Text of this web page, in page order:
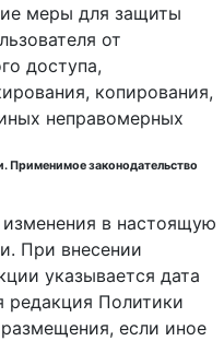
меры для защиты
от
доступа,
копирования,
неправомерных
Применимое законодательство
изменения в настоящую
При внесении
указывается дата
редакция Политики
если иное